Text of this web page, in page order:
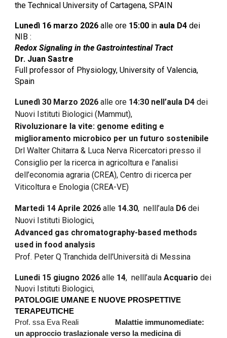
the Technical University of Cartagena, SPAIN
Lunedì 16 marzo 2026alle ore 15:00 in aula D4dei
NIB :
Redox Signaling in the Gastrointestinal Tract
Dr. Juan Sastre
Full professor of Physiology, University of Valencia,
Spain
Lunedì 30 Marzo 2026alle ore 14:30 nell’aula D4dei
Nuovi Istituti Biologici (Mammut),
Rivoluzionare la vite: genome editing e
miglioramento microbico per un futuro sostenibile
Drl Walter Chitarra & Luca Nerva Ricercatori presso il
Consiglio per la ricerca in agricoltura e l’analisi
dell’economia agraria (CREA), Centro di ricerca per
Viticoltura e Enologia (CREA-VE)
Martedi 14 Aprile 2026 alle 14.30, nelll’aula D6 dei
Nuovi Istituti Biologici,
Advanced gas chromatography-based methods
used in food analysis
Prof. Peter Q Tranchida dell’Università di Messina
Lunedi 15 giugno 2026 alle 14, nelll’aulaAcquario dei
Nuovi Istituti Biologici,
PATOLOGIE UMANE E NUOVE PROSPETTIVE
TERAPEUTICHE
Prof. ssa Eva Reali
Malattie immunomediate:
un approccio traslazionale verso la medicina di